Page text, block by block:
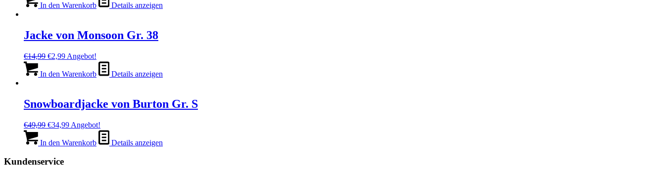
In den Warenkorb Details anzeigen
Jacke von Monsoon Gr. 38
€14,99 Ursprünglicher
war:
€2,99Aktueller
ist:
Angebot!
In den Warenkorb Details anzeigen
Snowboardjacke von Burton Gr. S
€49,99 Ursprünglicher
war:
€34,99Aktueller
ist:
Angebot!
In den Warenkorb Details anzeigen
Kundenservice